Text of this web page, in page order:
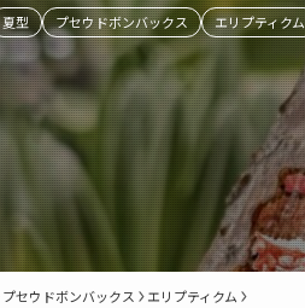
夏型 プセウドボンバックス エリプティクム
プセウドボンバックス エリプティクム